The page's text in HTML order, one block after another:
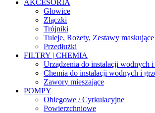
AKCESORIA
Głowice
Złączki
Trójniki
Tuleje, Rozety, Zestawy maskujące
Przedłużki
FILTRY | CHEMIA
Urządzenia do instalacji wodnych
Chemia do instalacji wodnych i
Zawory mieszające
POMPY
Obiegowe / Cyrkulacyjne
Powierzchniowe